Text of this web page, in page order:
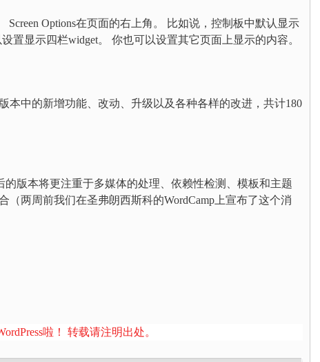
Screen Options在页面的右上角。 比如说，控制板中默认显示
置显示四栏widget。 你也可以设置其它页面上显示的内容。
本中的新增功能、改动、升级以及各种各样的改进，共计180
的版本将更注重于多媒体的处理、依赖性检测、模板和主题
（两周前我们在圣弗朗西斯科的WordCamp上宣布了这个消
啦！ 转载请注明出处。